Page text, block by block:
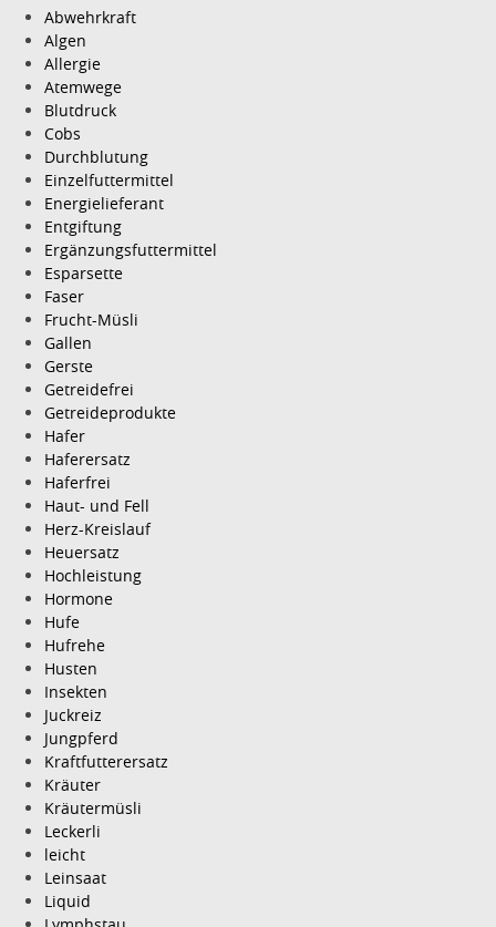
Abwehrkraft
Algen
Allergie
Atemwege
Blutdruck
Cobs
Durchblutung
Einzelfuttermittel
Energielieferant
Entgiftung
Ergänzungsfuttermittel
Esparsette
Faser
Frucht-Müsli
Gallen
Gerste
Getreidefrei
Getreideprodukte
Hafer
Haferersatz
Haferfrei
Haut- und Fell
Herz-Kreislauf
Heuersatz
Hochleistung
Hormone
Hufe
Hufrehe
Husten
Insekten
Juckreiz
Jungpferd
Kraftfutterersatz
Kräuter
Kräutermüsli
Leckerli
leicht
Leinsaat
Liquid